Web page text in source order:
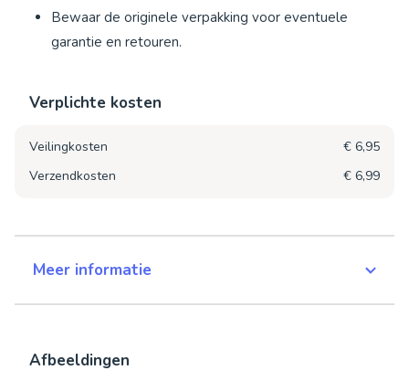
Bewaar de originele verpakking voor eventuele
garantie en retouren.
Verplichte kosten
Veilingkosten
€ 6,95
Verzendkosten
€ 6,99
Meer informatie
Afbeeldingen